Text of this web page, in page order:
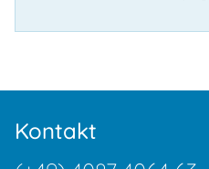
Kontakt